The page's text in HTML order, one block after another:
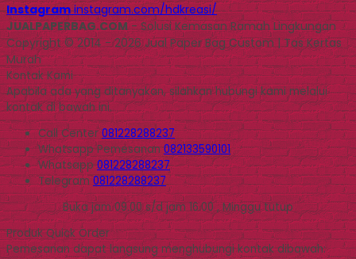
Instagram instagram.com/hdkreasi/
JUALPAPERBAG.COM- Solusi Kemasan Ramah Lingkungan
Copyright © 2014 - 2026 Jual Paper Bag Custom | Tas Kertas
Murah
Kontak Kami
Apabila ada yang ditanyakan, silahkan hubungi kami melalui
kontak di bawah ini.
Call Center081228288237
WhatsappPemesanan 082133590101
Whatsapp081228288237
Telegram081228288237
Buka jam 09.00 s/d jam 16.00 , Minggu tutup
Produk Quick Order
Pemesanan dapat langsung menghubungi kontak dibawah: